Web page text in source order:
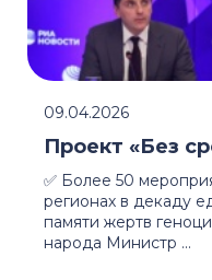
✅ Более 50
регионах в декаду
памяти жертв
народа Министр ...
Проект «Без
09.04.2026